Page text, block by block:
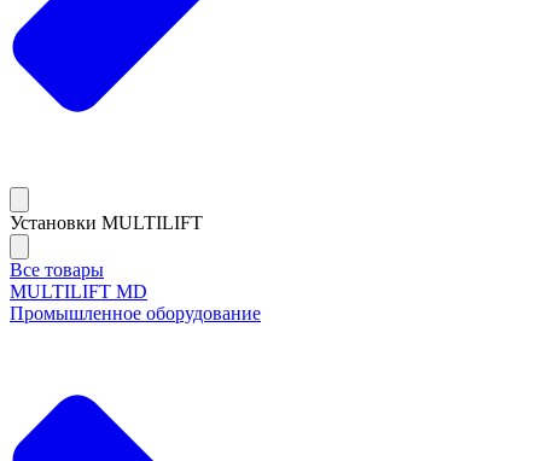
Установки MULTILIFT
Все товары
MULTILIFT MD
Промышленное оборудование